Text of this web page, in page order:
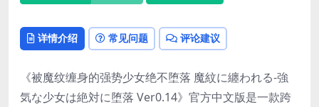
详情介绍 常见问题 评论建议
《被魔纹缠身的强势少女绝不堕落 魔紋に纏われる-強
気な少女は絶対に堕落 Ver0.14》官方中文版是一款跨